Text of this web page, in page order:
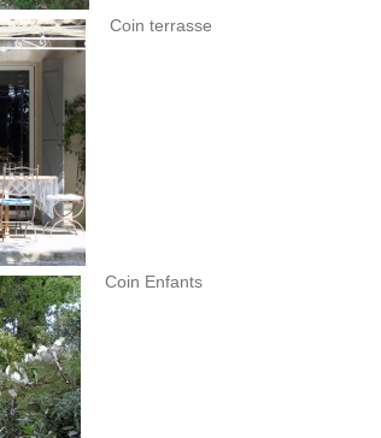
Coin terrasse
Coin Enfants